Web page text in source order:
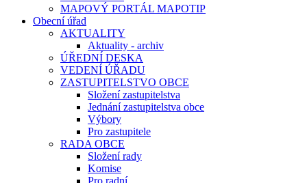
MAPOVÝ PORTÁL MAPOTIP
Obecní úřad
AKTUALITY
Aktuality - archiv
ÚŘEDNÍ DESKA
VEDENÍ ÚŘADU
ZASTUPITELSTVO OBCE
Složení zastupitelstva
Jednání zastupitelstva obce
Výbory
Pro zastupitele
RADA OBCE
Složení rady
Komise
Pro radní